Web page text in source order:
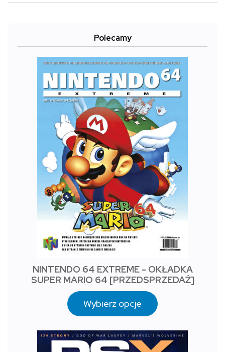
Polecamy
NINTENDO 64 EXTREME - OKŁADKA
SUPER MARIO 64 [PRZEDSPRZEDAŻ]
Wybierz opcje